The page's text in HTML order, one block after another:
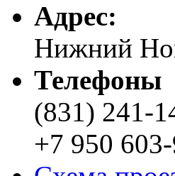
Адреc:
Нижний
Телефоны
(831) 241-
+7 950